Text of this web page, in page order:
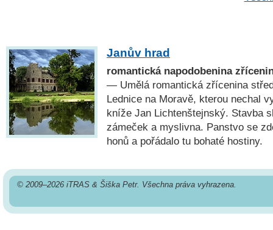
Janův hrad
romantická napodobenina
— Umělá romantická zřícenina
Lednice na Moravě, kterou nechal
kníže Jan Lichtenštejnský. Stavba
zámeček a myslivna. Panstvo se
honů a pořádalo tu bohaté hostiny.
© 2009–2026 iTRAS & Šiška Petr. Všechna práva vyhrazena.